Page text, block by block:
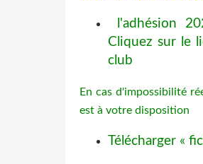
l'adhésion
Cliquez sur le
club
En cas d'impossibilité
est à votre disposition
Télécharger «